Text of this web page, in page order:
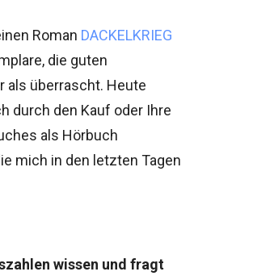
Roman DACKELKRIEG
die guten
als überrascht. Heute
durch den Kauf oder Ihre
als Hörbuch
mich in den letzten Tagen
wissen und fragt